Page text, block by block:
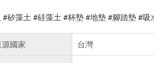
#矽藻土 #硅藻土 #杯墊 #地墊 #腳踏墊 #
國家
台灣